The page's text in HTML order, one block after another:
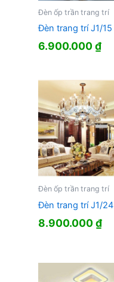
Đèn ốp trần trang trí
Đèn trang trí J1/15
6.900.000₫
Đèn ốp trần trang trí
Đèn trang trí J1/24
8.900.000₫